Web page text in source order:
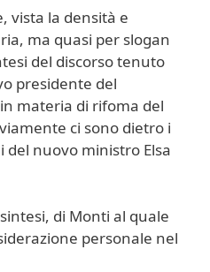
vista la densità e
ma quasi per slogan
del discorso tenuto
presidente del
materia di rifoma del
ci sono dietro i
nuovo ministro Elsa
di Monti al quale
personale nel